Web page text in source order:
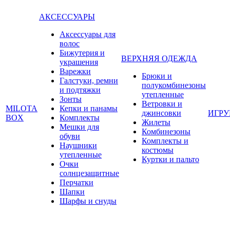
MILOTA
BOX
АКСЕССУАРЫ
Аксессуары для
волос
Бижутерия и
украшения
Варежки
Галстуки, ремни
и подтяжки
Зонты
Кепки и панамы
Комплекты
Мешки для
обуви
Наушники
утепленные
Очки
солнцезащитные
Перчатки
Шапки
Шарфы и снуды
ВЕРХНЯЯ ОДЕЖДА
Брюки и
полукомбинезоны
утепленные
Ветровки и
джинсовки
Жилеты
Комбинезоны
Комплекты и
костюмы
Куртки и пальто